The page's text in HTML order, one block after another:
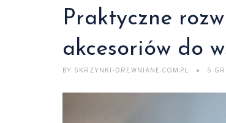
Praktyczne
akcesoriów do
BY SKRZYNKI-DREWNIANE.COM.PL 5